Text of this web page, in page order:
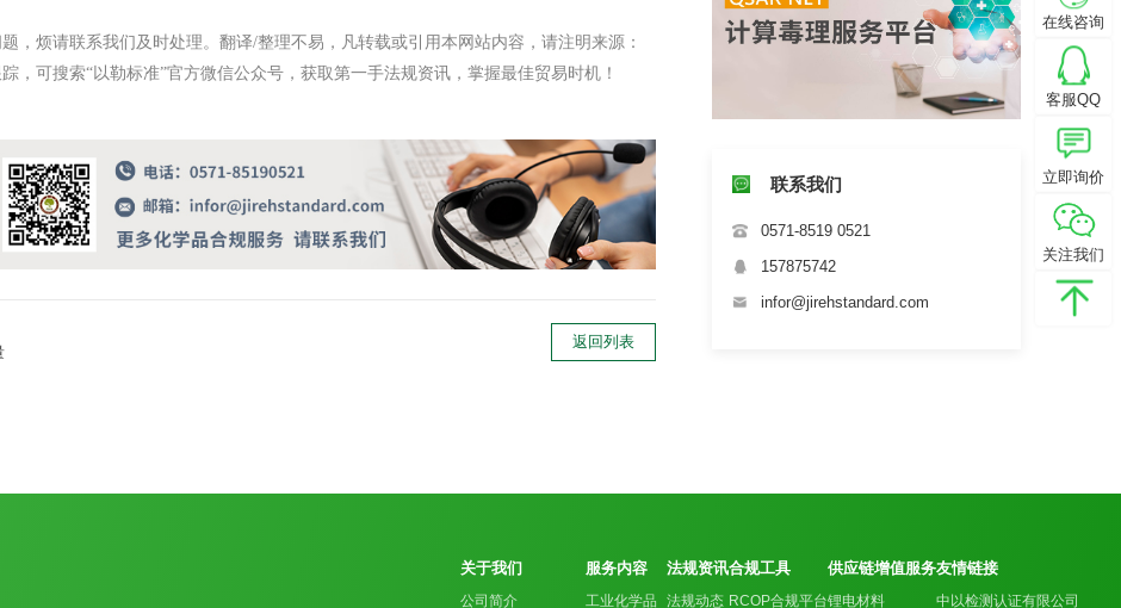
，烦请联系我们及时处理。翻译/整理不易，凡转载或引用本网站内容，请注明来源：
，可搜索“以勒标准”官方微信公众号，获取第一手法规资讯，掌握最佳贸易时机！
返回列表
联系我们
0571-8519 0521
157875742
infor@jirehstandard.com
关于我们
公司简介
服务内容
工业化学品
法规资讯
法规动态
合规工具
RCOP合规平台
供应链增值服务
锂电材料
友情链接
中以检测认证有限公司
在线咨询
客服QQ
立即询价
关注我们